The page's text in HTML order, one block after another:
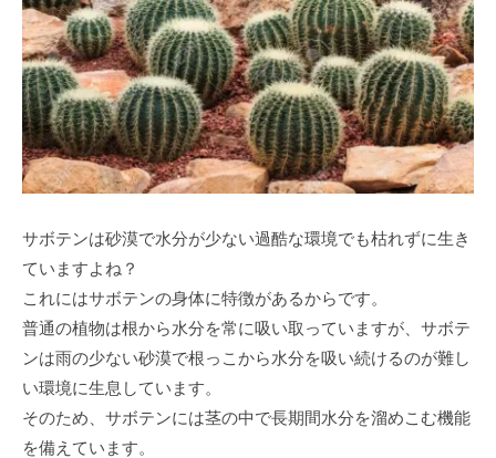
サボテンは砂漠で水分が少ない過酷な環境でも枯れずに生き
ていますよね？
これにはサボテンの身体に特徴があるからです。
普通の植物は根から水分を常に吸い取っていますが、サボテ
ンは雨の少ない砂漠で根っこから水分を吸い続けるのが難し
い環境に生息しています。
そのため、サボテンには茎の中で長期間水分を溜めこむ機能
を備えています。